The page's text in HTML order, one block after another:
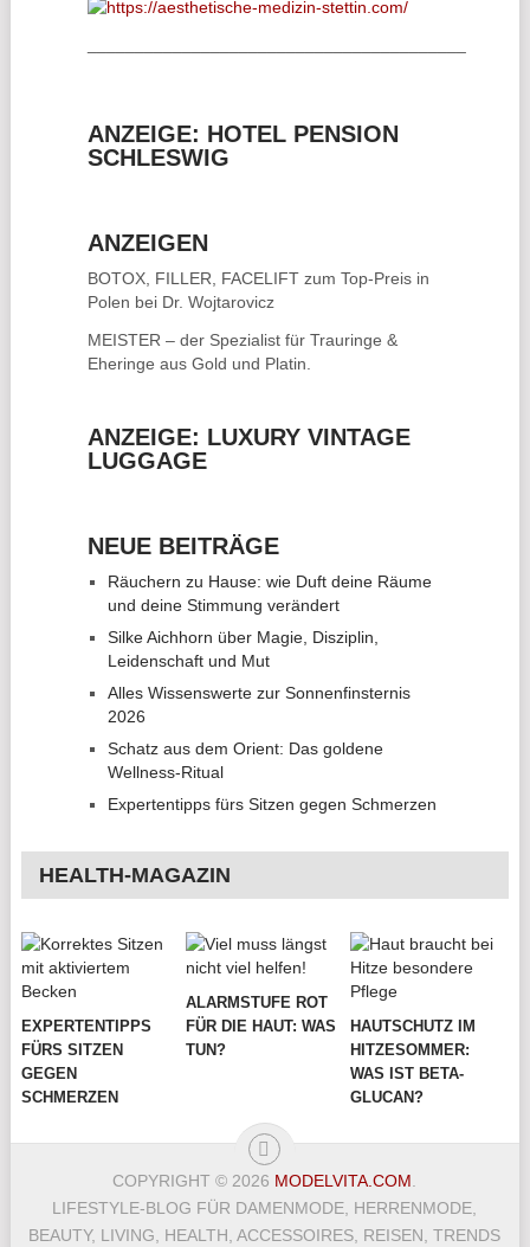
ANZEIGE: HOTEL PENSION
SCHLESWIG
ANZEIGEN
BOTOX, FILLER, FACELIFTzum Top-Preis in
Polen bei Dr. Wojtarovicz
MEISTER – der Spezialist für Trauringe &
Eheringe aus Gold und Platin.
ANZEIGE: LUXURY VINTAGE
LUGGAGE
NEUE BEITRÄGE
Räuchern zu Hause: wie Duft deine Räume
und deine Stimmung verändert
Silke Aichhorn über Magie, Disziplin,
Leidenschaft und Mut
Alles Wissenswerte zur Sonnenfinsternis
2026
Schatz aus dem Orient: Das goldene
Wellness-Ritual
Expertentipps fürs Sitzen gegen Schmerzen
HEALTH-MAGAZIN
EXPERTENTIPPS
FÜRS SITZEN
GEGEN
SCHMERZEN
ALARMSTUFE ROT
FÜR DIE HAUT: WAS
TUN?
HAUTSCHUTZ IM
HITZESOMMER:
WAS IST BETA-
GLUCAN?
COPYRIGHT © 2026 MODELVITA.COM.
LIFESTYLE-BLOG FÜR DAMENMODE, HERRENMODE,
BEAUTY, LIVING, HEALTH, ACCESSOIRES, REISEN, TRENDS